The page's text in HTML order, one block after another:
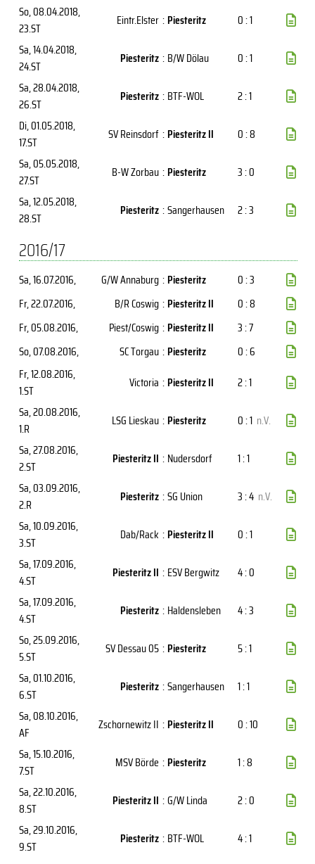
So, 08.04.2018,
23.ST
Eintr.Elster : Piesteritz
0 : 1
Sa, 14.04.2018,
24.ST
Piesteritz : B/W Dölau
0 : 1
Sa, 28.04.2018,
26.ST
Piesteritz : BTF-WOL
2 : 1
Di, 01.05.2018,
17.ST
SV Reinsdorf : Piesteritz II
0 : 8
Sa, 05.05.2018,
27.ST
B-W Zorbau : Piesteritz
3 : 0
Sa, 12.05.2018,
28.ST
Piesteritz :Sangerhausen 2 : 3
2016/17
Sa, 16.07.2016, G/W Annaburg : Piesteritz
0 : 3
Fr, 22.07.2016, B/R Coswig : Piesteritz II
0 : 8
Fr, 05.08.2016, Piest/Coswig : Piesteritz II
3 : 7
So, 07.08.2016, SC Torgau : Piesteritz
0 : 6
Fr, 12.08.2016,
1.ST
Victoria : Piesteritz II
2 : 1
Sa, 20.08.2016,
1.R
LSG Lieskau : Piesteritz 0 : 1 n.V.
Sa, 27.08.2016,
2.ST
Piesteritz II : Nudersdorf
1 : 1
Sa, 03.09.2016,
2.R
Piesteritz :SG Union 3 : 4 n.V.
Sa, 10.09.2016,
3.ST
Dab/Rack : Piesteritz II
0 : 1
Sa, 17.09.2016,
4.ST
Piesteritz II : ESV Bergwitz
4 : 0
Sa, 17.09.2016,
4.ST
Piesteritz : Haldensleben
4 : 3
So, 25.09.2016,
5.ST
SV Dessau 05 : Piesteritz
5 : 1
Sa, 01.10.2016,
6.ST
Piesteritz :Sangerhausen
1 : 1
Sa, 08.10.2016,
AF
Zschornewitz II : Piesteritz II
0 : 10
Sa, 15.10.2016,
7.ST
MSV Börde : Piesteritz
1 : 8
Sa, 22.10.2016,
8.ST
Piesteritz II :G/W Linda
2 : 0
Sa, 29.10.2016,
9.ST
Piesteritz : BTF-WOL
4 : 1